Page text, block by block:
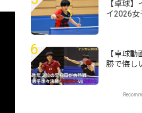
ードに
【卓球
イ2026
入る
6
【卓球
勝で悔し
卓球